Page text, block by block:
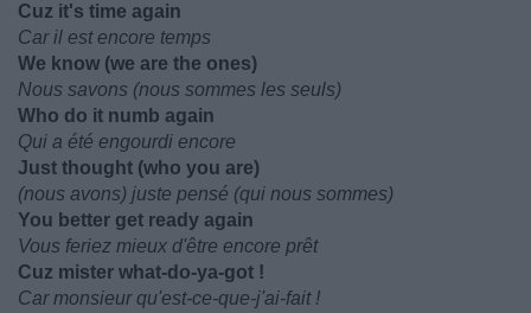
Cuz it's time again
Car il est encore temps
We know (we are the ones)
Nous savons (nous sommes les seuls)
Who do it numb again
Qui a été engourdi encore
Just thought (who you are)
(nous avons) juste pensé (qui nous sommes)
You better get ready again
Vous feriez mieux d'être encore prêt
Cuz mister what-do-ya-got !
Car monsieur qu'est-ce-que-j'ai-fait !